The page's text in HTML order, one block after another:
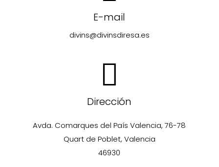
E-mail
divins@divinsdiresa.es
Dirección
Avda. Comarques del País Valencia, 76-78
Quart de Poblet, Valencia
46930